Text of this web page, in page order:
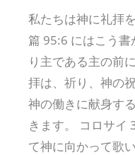
私たちは神に礼拝
篇 95:6 にはこう
り主である主の前
拝は、祈り、神の
神の働きに献身す
きます。 コロサイ
て神に向かって歌